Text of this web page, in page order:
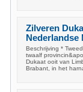
Zilveren
Nederlandse
Beschrijving *
twaalf
Dukaat ooit van
Brabant, in het